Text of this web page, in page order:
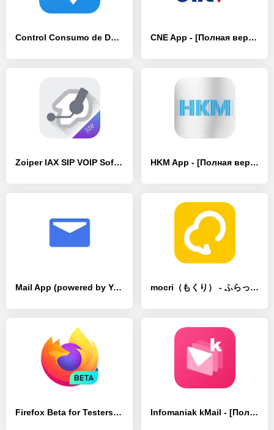
Control Consumo de Datos - [Без рекламы] CNE App - [Полная версия]
Zoiper IAX SIP VOIP Softphone - [Полная версия] HKM App - [Полная версия]
Mail App (powered by Yahoo) - [Полная версия] mocri（もくり） - ふらっと集まれる作業通話アプリ - [Полная версия]
Firefox Beta for Testers - [Полная версия] Infomaniak kMail - [Полная версия]